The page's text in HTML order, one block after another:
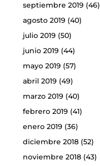
septiembre 2019 (46)
agosto 2019 (40)
julio 2019 (50)
junio 2019 (44)
mayo 2019 (57)
abril 2019 (49)
marzo 2019 (40)
febrero 2019 (41)
enero 2019 (36)
diciembre 2018(52)
noviembre 2018(43)